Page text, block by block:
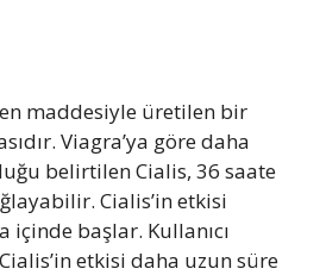
maddesiyle üretilen bir
Viagra’ya göre daha
belirtilen Cialis, 36 saate
Cialis’in etkisi
içinde başlar. Kullanıcı
etkisi daha uzun süre